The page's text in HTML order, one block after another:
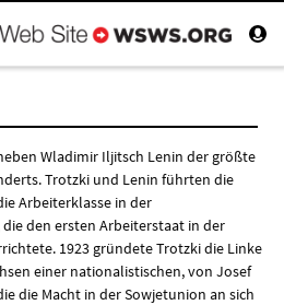
Wladimir Iljitsch Lenin der größte
Trotzki und Lenin führten die
Arbeiterklasse in der
den ersten Arbeiterstaat in der
1923 gründete Trotzki die Linke
einer nationalistischen, von Josef
die Macht in der Sowjetunion an sich